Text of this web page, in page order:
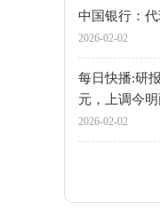
中国银行：
2026-02-02
每日快播:研
元，上调今
2026-02-02